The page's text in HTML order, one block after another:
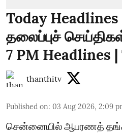
Today Headlines
தலைப்புச்
7 PM Headlines
thanthitv
Published on: 03 Aug 2026, 2:09
சென்னையில் ஆபரணத்